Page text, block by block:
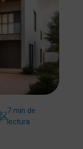
7 min de
lectura